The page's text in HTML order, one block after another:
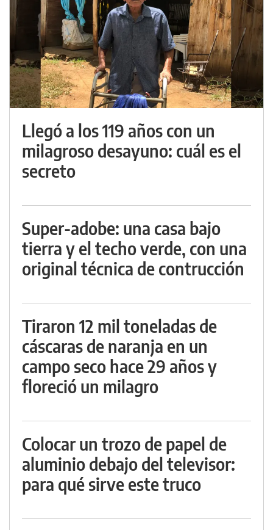
Llegó a los 119 años con un
milagroso desayuno: cuál es el
secreto
Super-adobe: una casa bajo
tierra y el techo verde, con una
original técnica de contrucción
Tiraron 12 mil toneladas de
cáscaras de naranja en un
campo seco hace 29 años y
floreció un milagro
Colocar un trozo de papel de
aluminio debajo del televisor:
para qué sirve este truco